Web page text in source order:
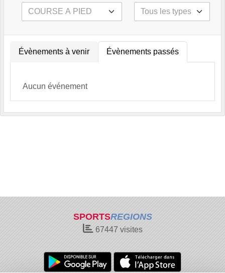
Évènements à venir Évènements passés
Aucun événement
SPORTSREGIONS
67447 visites